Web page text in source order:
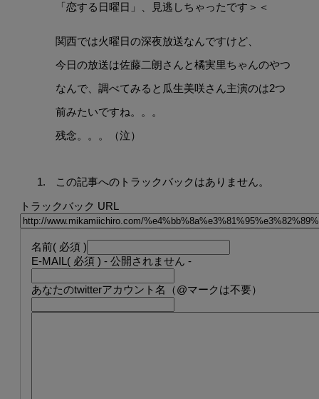
「恋する日曜日」、見逃しちゃったです＞＜
関西では火曜日の深夜放送なんですけど、
今日の放送は佐藤二朗さんと橘実里ちゃんのやつ
なんで、調べてみると瓜生美咲さん主演のは2つ
前みたいですね。。。
残念。。。（泣）
この記事へのトラックバックはありません。
トラックバック URL
名前( 必須 )
E-MAIL ( 必須 ) - 公開されません -
あなたのtwitterアカウント名（@マークは不要）